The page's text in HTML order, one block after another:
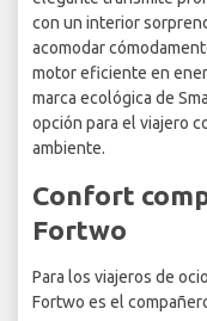
con un interior
acomodar
motor eficiente en
marca ecológica de
opción para el viajero
ambiente.
Confort
Fortwo
Para los viajeros de
Fortwo es el